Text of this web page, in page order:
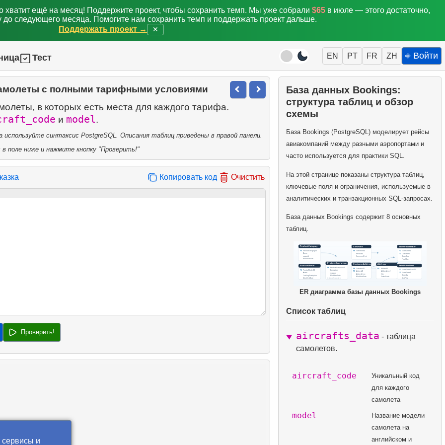
хватит ещё на месяц! Поддержите проект, чтобы сохранить темп. Мы уже собрали $65 в июле — этого достаточно,
до следующего месяца. Помогите нам сохранить темп и поддержать проект дальше.
Поддержать проект →
✕
Тест EN PT FR ZH ⎆ Войти
с полными тарифными условиями
в которых есть места для каждого тарифа.
и model.
синтаксис PostgreSQL. Описания таблиц приведены в правой панели.
поле ниже и нажмите кнопку "Проверить!"
Копировать код Очистить
Проверить!
База данных Bookings:
структура таблиц и обзор
схемы
База Bookings (PostgreSQL) моделирует рейсы
авиакомпаний между разными аэропортами и
часто используется для практики SQL.
На этой странице показаны структура таблиц,
ключевые поля и ограничения, используемые в
аналитических и транзакционных SQL-запросах.
База данных Bookings содержит 8 основных
таблиц.
ER диаграмма базы данных Bookings
Список таблиц
aircrafts_data - таблица
самолетов.
aircraft_code
Уникальный код
для каждого
самолета
model
Название модели
самолета на
английском и
сервисы и